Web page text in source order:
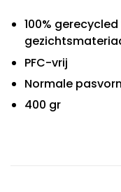
100%
PFC-vrij
Normale
400 gr